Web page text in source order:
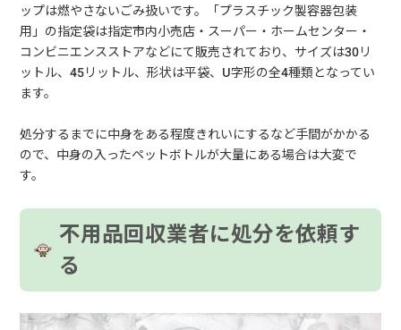
ップは燃やさないごみ扱いです。「プラスチック製容器包装
用」の指定袋は指定市内小売店・スーパー・ホームセンター・
コンビニエンスストアなどにて販売されており、サイズは30リ
ットル、45リットル、形状は平袋、U字形の全4種類となってい
ます。
処分するまでに中身をある程度きれいにするなど手間がかかる
ので、中身の入ったペットボトルが大量にある場合は大変で
す。
不用品回収業者に処分を依頼す
る